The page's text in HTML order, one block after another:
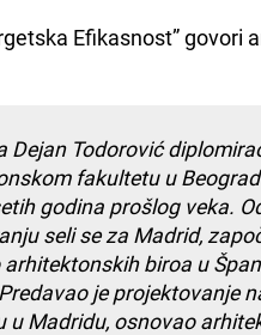
Efikasnost” govori
Dejan Todorović
fakultetu u
godina prošlog veka.
seli se za Madrid,
arhitektonskih biroa u
je projektovanje
u Madridu, osnovao